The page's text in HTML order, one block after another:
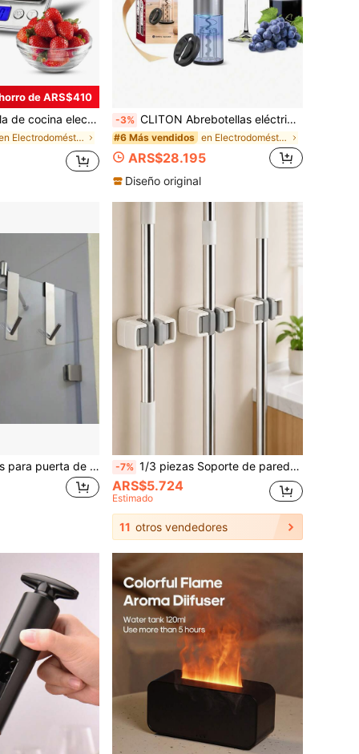
de ARS$410
báscula portátil alimentada por batería, con bandeja, adecuada para cocinar alimentos, pesaje, masa madre, seguimiento de ingesta, baterías no incluidas
en Electrodomésticos de cocina
-3% CLITON Abrebotellas eléctrico para vino, sacacorchos automático de botella de vino con batería, cortador de lámina y luz LED, removedor de corcho reutilizable de acero inoxidable, regalo para amantes del vino, regalo de cumpleaños, Navidad, aniversario, Acción de Gracias para hombres y mujeres, hogar, cocina, fiesta
#6 Más vendidos en Electrodomésticos para café y té
ARS$28.195
Diseño original
2 piezas, ganchos para puerta de vidrio, adecuados para extender ganchos en puertas de ducha sin marco (con almohadillas reductoras de ruido), toallero de acero inoxidable, ganchos para toallas de baño, perchero de carga pesada -7% 1/3 piezas Soporte de pared para fregona/escoba, clip de almacenamiento de plástico moderno, solución de almacenamiento con respaldo adhesivo sin taladro, adecuado para baño y cocina, gancho práctico
ARS$5.724
Estimado
11 otros vendedores